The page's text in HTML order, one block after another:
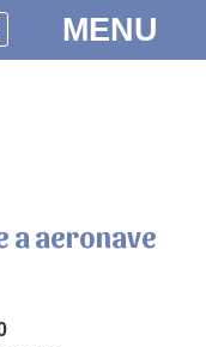
MENU
a aeronave